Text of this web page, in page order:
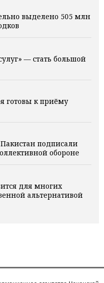
выделено 505 млн
— стать большой
готовы к приёму
подписали
обороне
для многих
альтернативой